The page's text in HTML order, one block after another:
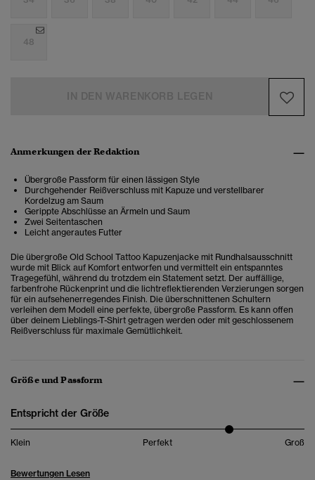
48
Anmerkungen der Redaktion
Übergroße Passform für einen lässigen Style
Durchgehender Reißverschluss mit Kapuze und verstellbarer
Kordelzug am Saum
Gerippte Abschlüsse an Ärmeln und Saum
Zwei Seitentaschen
Leicht angerautes Futter
Die übergroße Old School Tattoo Kapuzenjacke mit Rundhalsausschnitt
wurde mit Blick auf Komfort entworfen und vermittelt ein entspanntes
Tragegefühl, während du trotzdem ein Statement setzt. Der auffällige,
farbenfrohe Rückenprint und die lichtreflektierenden Verzierungen sorgen
für ein aufsehenerregendes Finish. Die überschnittenen Schultern
verleihen dem Modell eine perfekte, übergroße Passform. Es kann offen
über deinem Lieblings-T-Shirt getragen werden oder mit geschlossenem
Reißverschluss für maximale Gemütlichkeit.
Größe und Passform
Entspricht der Größe
Klein Perfekt Groß
Bewertungen Lesen